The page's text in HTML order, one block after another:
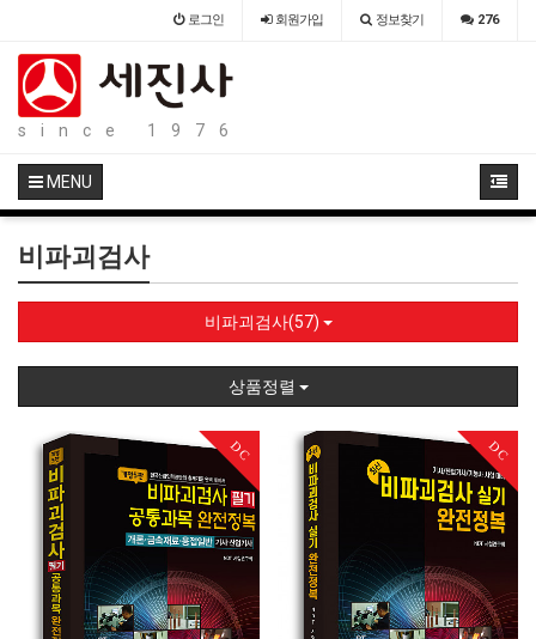
로그인 회원가입 정보찾기 276
since 1976
MENU
비파괴검사
비파괴검사(57)
상품정렬
DC DC